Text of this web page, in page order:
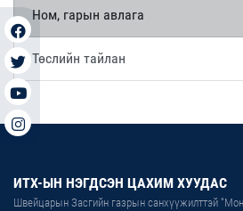
Ном, гарын авлага
Төслийн тайлан
ИТХ-ЫН НЭГДСЭН ЦАХИМ ХУУДАС
Швейцарын Засгийн газрын санхүүжилттэй